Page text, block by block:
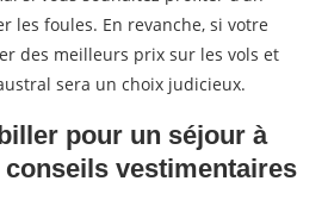
les foules. En revanche, si votre
des meilleurs prix sur les vols et
sera un choix judicieux.
pour un séjour à
vestimentaires